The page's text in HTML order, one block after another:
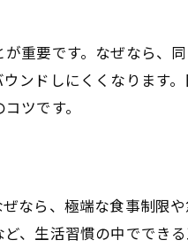
ダイエット
スを保つ方法
ツを伝授
の工夫
エット法
押さえる
重要です。なぜなら、
ドしにくくなります。
ツです。
なら、極端な食事制限
、生活習慣の中ででき